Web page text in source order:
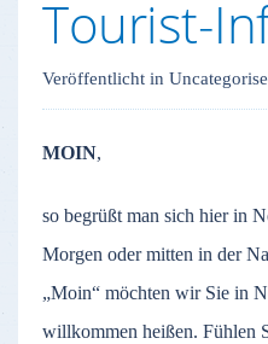
Tourist-
Veröffentlicht in
MOIN,
so begrüßt man sich hier in
Morgen oder mitten in der
„Moin“ möchten wir Sie in
willkommen heißen. Fühlen